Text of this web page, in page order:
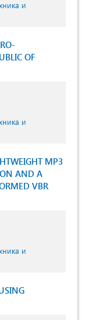
и
OF
и
MP3
AND A
VBR
и